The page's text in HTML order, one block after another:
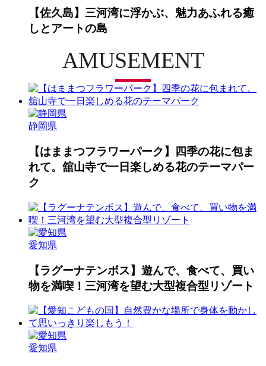
【佐久島】三河湾に浮かぶ、魅力あふれる癒
しとアートの島
AMUSEMENT
静岡県
【はままつフラワーパーク】四季の花に包ま
れて。舘山寺で一日楽しめる花のテーマパー
ク
愛知県
【ラグーナテンボス】遊んで、食べて、買い
物を満喫！三河湾を望む大型複合型リゾート
愛知県